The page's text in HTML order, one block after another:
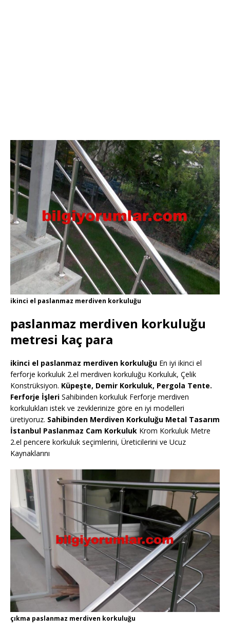
ikinci el paslanmaz merdiven korkuluğu
paslanmaz merdiven korkuluğu
metresi kaç para
ikinci el paslanmaz merdiven korkuluğu En iyi ikinci el
ferforje korkuluk 2.el merdiven korkuluğu Korkuluk, Çelik
Konstrüksiyon. Küpeşte, Demir Korkuluk, Pergola Tente.
Ferforje İşleri Sahibinden korkuluk Ferforje merdiven
korkulukları istek ve zevklerinize göre en iyi modelleri
üretiyoruz. Sahibinden Merdiven Korkuluğu Metal Tasarım
İstanbul Paslanmaz Cam Korkuluk Krom Korkuluk Metre
2.el pencere korkuluk seçimlerini, Üreticilerini ve Ucuz
Kaynaklarını
çıkma paslanmaz merdiven korkuluğu